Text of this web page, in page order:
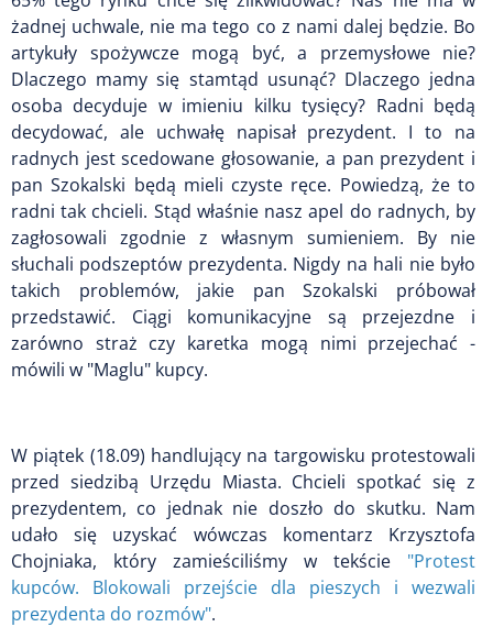
żadnej uchwale, nie ma tego co z nami dalej będzie. Bo
artykuły spożywcze mogą być, a przemysłowe nie?
Dlaczego mamy się stamtąd usunąć? Dlaczego jedna
osoba decyduje w imieniu kilku tysięcy? Radni będą
decydować, ale uchwałę napisał prezydent. I to na
radnych jest scedowane głosowanie, a pan prezydent i
pan Szokalski będą mieli czyste ręce. Powiedzą, że to
radni tak chcieli. Stąd właśnie nasz apel do radnych, by
zagłosowali zgodnie z własnym sumieniem. By nie
słuchali podszeptów prezydenta. Nigdy na hali nie było
takich problemów, jakie pan Szokalski próbował
przedstawić. Ciągi komunikacyjne są przejezdne i
zarówno straż czy karetka mogą nimi przejechać -
mówili w "Maglu" kupcy.
W piątek (18.09) handlujący na targowisku protestowali
przed siedzibą Urzędu Miasta. Chcieli spotkać się z
prezydentem, co jednak nie doszło do skutku. Nam
udało się uzyskać wówczas komentarz Krzysztofa
Chojniaka, który zamieściliśmy w tekście "Protest
kupców. Blokowali przejście dla pieszych i wezwali
prezydenta do rozmów".